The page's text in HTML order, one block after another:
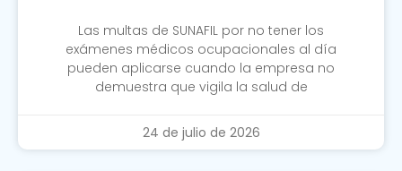
Las multas de SUNAFIL por no tener los
exámenes médicos ocupacionales al día
pueden aplicarse cuando la empresa no
demuestra que vigila la salud de
24 de julio de 2026